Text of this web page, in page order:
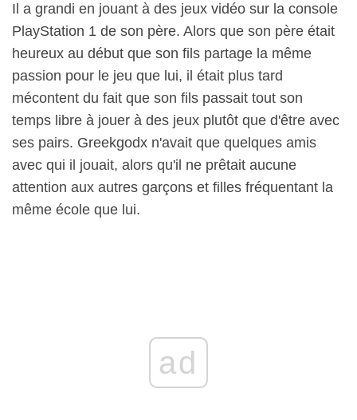
Il a grandi en jouant à des jeux vidéo sur la console
PlayStation 1 de son père. Alors que son père était
heureux au début que son fils partage la même
passion pour le jeu que lui, il était plus tard
mécontent du fait que son fils passait tout son
temps libre à jouer à des jeux plutôt que d'être avec
ses pairs. Greekgodx n'avait que quelques amis
avec qui il jouait, alors qu'il ne prêtait aucune
attention aux autres garçons et filles fréquentant la
même école que lui.
ad